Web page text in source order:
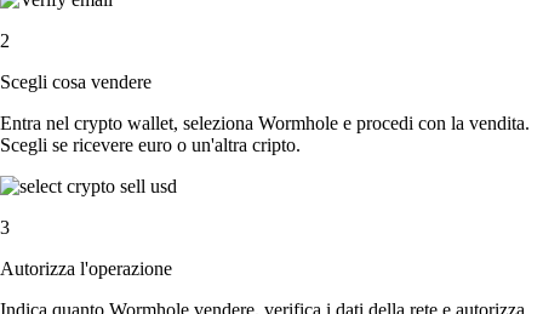
2
Scegli cosa vendere
Entra nel crypto wallet, seleziona Wormhole e procedi con la vendita.
Scegli se ricevere euro o un'altra cripto.
3
Autorizza l'operazione
Indica quanto Wormhole vendere, verifica i dati della rete e autorizza